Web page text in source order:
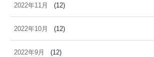
2022年11月 (12)
2022年10月 (12)
2022年9月 (12)